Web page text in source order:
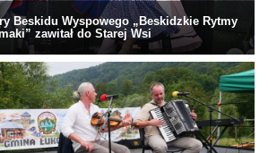
Beskidu Wyspowego „Beskidzkie Rytmy
zawitał do Starej Wsi